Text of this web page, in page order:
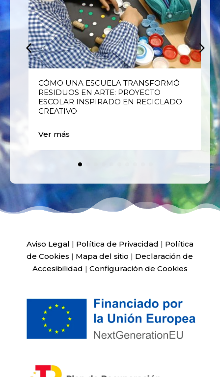
CÓMO UNA ESCUELA TRANSFORMÓ
RESIDUOS EN ARTE: PROYECTO
ESCOLAR INSPIRADO EN RECICLADO
CREATIVO
Ver más
Aviso Legal | Política de Privacidad | Política
de Cookies | Mapa del sitio | Declaración de
Accesibilidad | Configuración de Cookies